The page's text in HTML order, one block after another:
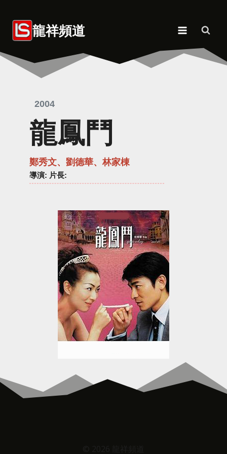
content 龍祥頻道
2004
龍鳳鬥
鄭秀文、劉德華、林家棟
導演: 片長: